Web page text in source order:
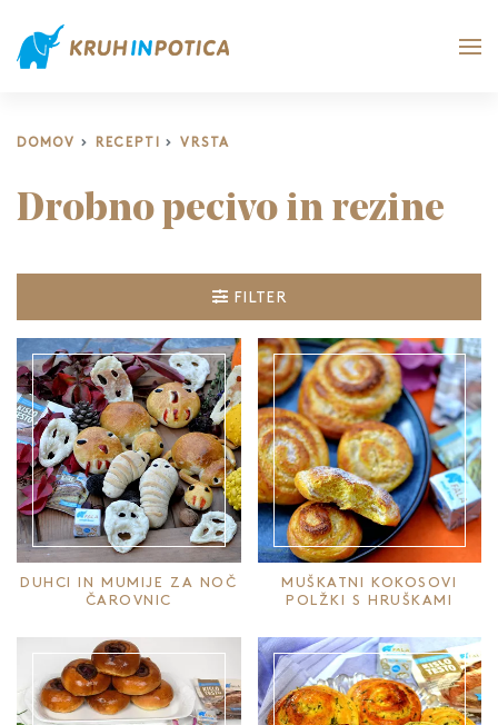
DOMOV RECEPTI VRSTA
Drobno pecivo in rezine
FILTER
DUHCI IN MUMIJE ZA NOČ
ČAROVNIC
MUŠKATNI KOKOSOVI
POLŽKI S HRUŠKAMI